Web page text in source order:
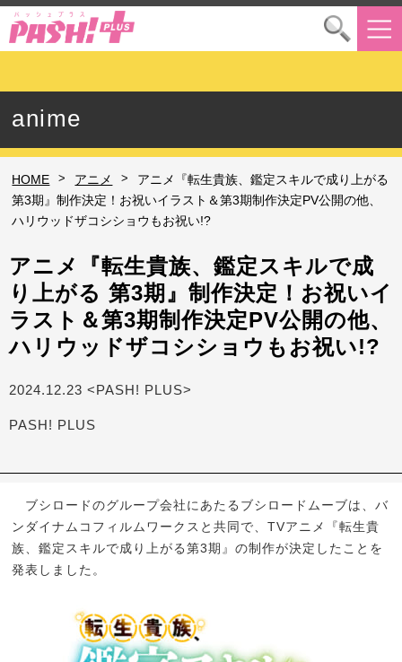
anime
HOME > アニメ >
アニメ『転生貴族、鑑定スキルで成り上がる
第3期』制作決定！お祝いイラスト＆第3期制作決定PV公開の他、
ハリウッドザコシショウもお祝い!?
アニメ『転生貴族、鑑定スキルで成
り上がる 第3期』制作決定！お祝いイ
ラスト＆第3期制作決定PV公開の他、
ハリウッドザコシショウもお祝い!?
2024.12.23 <PASH! PLUS>
PASH! PLUS
ブシロードのグループ会社にあたるブシロードムーブは、バ
ンダイナムコフィルムワークスと共同で、TVアニメ『転生貴
族、鑑定スキルで成り上がる第3期』の制作が決定したことを
発表しました。